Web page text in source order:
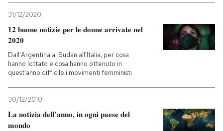
31/12/2020
12 buone notizie per le donne arrivate nel
2020
Dall'Argentina al Sudan all'Italia, per cosa
hanno lottato e cosa hanno ottenuto in
quest'anno difficile i movimenti femministi
30/12/2010
La notizia dell’anno, in ogni paese del
mondo